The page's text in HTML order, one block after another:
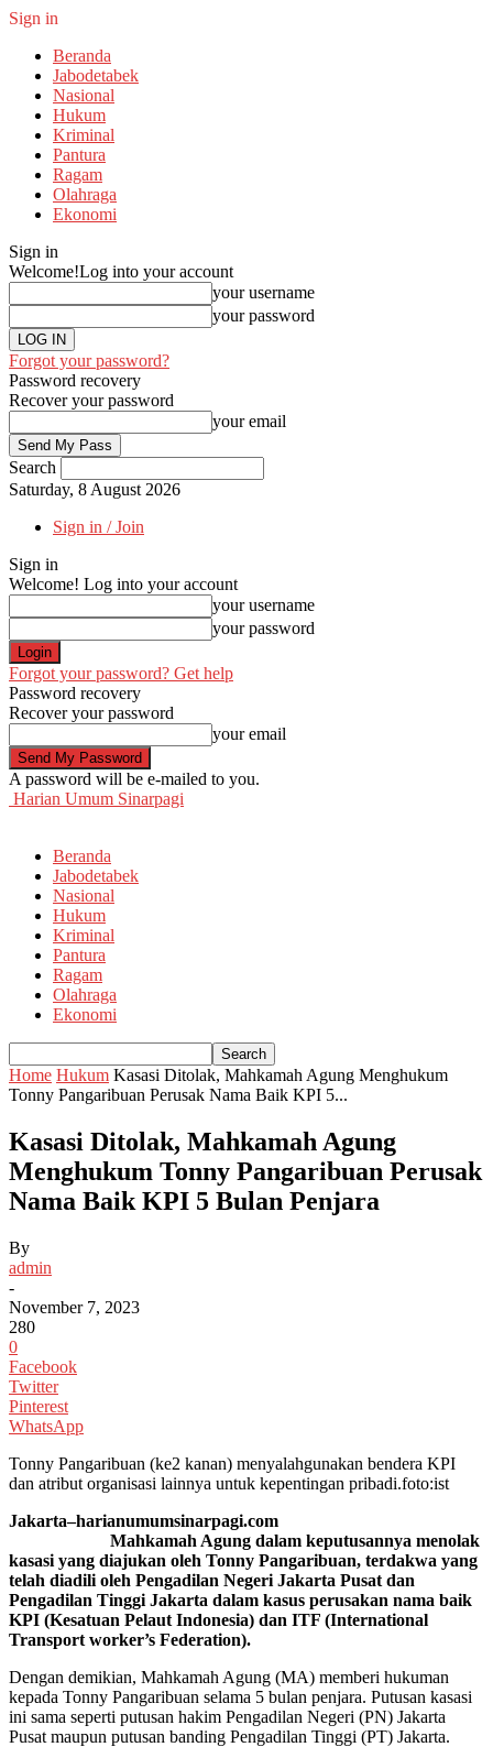
Sign in
Beranda
Jabodetabek
Nasional
Hukum
Kriminal
Pantura
Ragam
Olahraga
Ekonomi
Sign in
Welcome!Log into your account
your username
your password
Forgot your password?
Password recovery
Recover your password
your email
Search
Saturday, 8 August 2026
Sign in / Join
Sign in
Welcome! Log into your account
your username
your password
Forgot your password? Get help
Password recovery
Recover your password
your email
A password will be e-mailed to you.
Harian Umum Sinarpagi
Beranda
Jabodetabek
Nasional
Hukum
Kriminal
Pantura
Ragam
Olahraga
Ekonomi
Home Hukum Kasasi Ditolak, Mahkamah Agung Menghukum
Tonny Pangaribuan Perusak Nama Baik KPI 5...
Kasasi Ditolak, Mahkamah Agung
Menghukum Tonny Pangaribuan Perusak
Nama Baik KPI 5 Bulan Penjara
By
admin
-
November 7, 2023
280
0
Facebook
Twitter
Pinterest
WhatsApp
Tonny Pangaribuan (ke2 kanan) menyalahgunakan bendera KPI
dan atribut organisasi lainnya untuk kepentingan pribadi.foto:ist
Jakarta–harianumumsinarpagi.com
Mahkamah Agung dalam keputusannya menolak
kasasi yang diajukan oleh Tonny Pangaribuan, terdakwa yang
telah diadili oleh Pengadilan Negeri Jakarta Pusat dan
Pengadilan Tinggi Jakarta dalam kasus perusakan nama baik
KPI (Kesatuan Pelaut Indonesia) dan ITF (International
Transport worker’s Federation).
Dengan demikian, Mahkamah Agung (MA) memberi hukuman
kepada Tonny Pangaribuan selama 5 bulan penjara. Putusan kasasi
ini sama seperti putusan hakim Pengadilan Negeri (PN) Jakarta
Pusat maupun putusan banding Pengadilan Tinggi (PT) Jakarta.